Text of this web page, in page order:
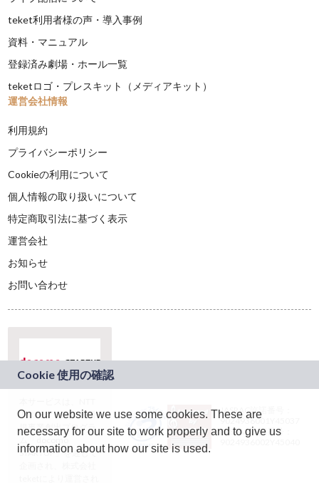
teket利用者様の声・導入事例
資料・マニュアル
登録済み劇場・ホール一覧
teketロゴ・プレスキット（メディアキット）
運営会社情報
利用規約
プライバシーポリシー
Cookieの利用について
個人情報の取り扱いについて
特定商取引法に基づく表示
運営会社
お知らせ
お問い合わせ
ドコモグループの新
規事業創出プログラ
ム「docomo
STARTUP」を通じて
JASRAC許諾番号：
9024936001Y45037
JASRAC許諾番号：
On our website we use some cookies. These are
necessary for our site to work properly and to give us
information about how our site is used.